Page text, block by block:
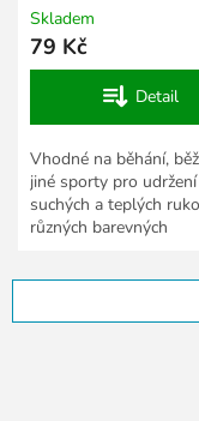
Skladem
79 Kč
Detail
Vhodné na běhání,
jiné sporty pro udržení
suchých a teplých
různých barevných